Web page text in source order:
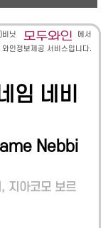
비닛
에서
인정보제공 서비스입니다.
임 네비
Nebbi
지아코모 보르